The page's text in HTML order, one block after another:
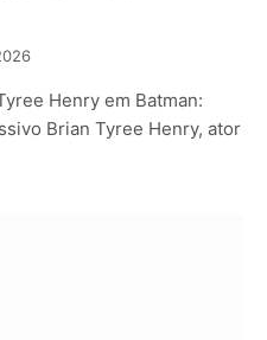
Henry em Batman:
Brian Tyree Henry, ator